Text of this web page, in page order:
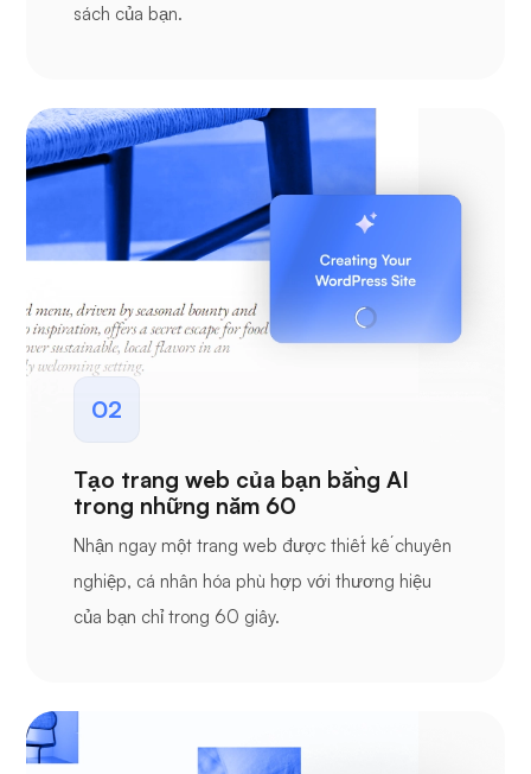
sách của bạn.
02
Tạo trang web của bạn bằng AI
trong những năm 60
Nhận ngay một trang web được thiết kế chuyên
nghiệp, cá nhân hóa phù hợp với thương hiệu
của bạn chỉ trong 60 giây.